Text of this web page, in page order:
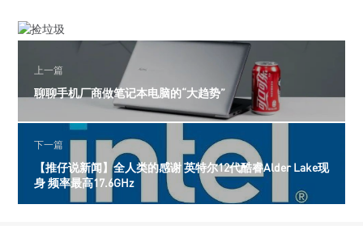
上一篇
聊聊手机厂商做笔记本电脑的“大趋势”
下一篇
【推仔说新闻】全人类的感谢 英特尔12代酷睿Alder Lake现
身 频率最高17.6GHz